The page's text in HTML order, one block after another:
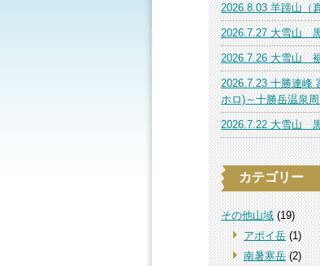
2026.8.03 羊蹄山（
2026.7.27 大雪山
2026.7.26 大雪山
2026.7.23 十勝連峰
ホロ)～十勝岳温泉
2026.7.22 大雪山
カテゴリー
その他山域(19)
アポイ岳(1)
南暑寒岳(2)